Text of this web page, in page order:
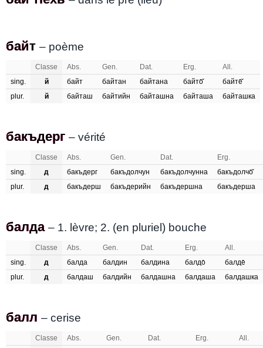
байт
байт – poème
Classe Abs. Gen. Dat. Erg.
All.
sing.
й байт байтан байтана байто̄̌
байте̄̌
plur.
й байташ байтийн байташна байташа байташка
бакъдерг
бакъдерг – vérité
Classe Abs. Gen. Dat.
Erg.
sing.
д бакъдерг бакъдолчун бакъдолчунна
бакъдолчо̄̌
plur.
д бакъдерш бакъдерийн бакъдершна бакъдерша
балда
балда – 1. lèvre; 2. (en pluriel) bouche
Classe Abs. Gen. Dat. Erg.
All.
sing.
д балда балдин балдина балдо̄
балде̄
plur.
д балдаш балдийн балдашна балдаша балдашка
балл
балл – cerise
Classe Abs. Gen. Dat. Erg.
All.